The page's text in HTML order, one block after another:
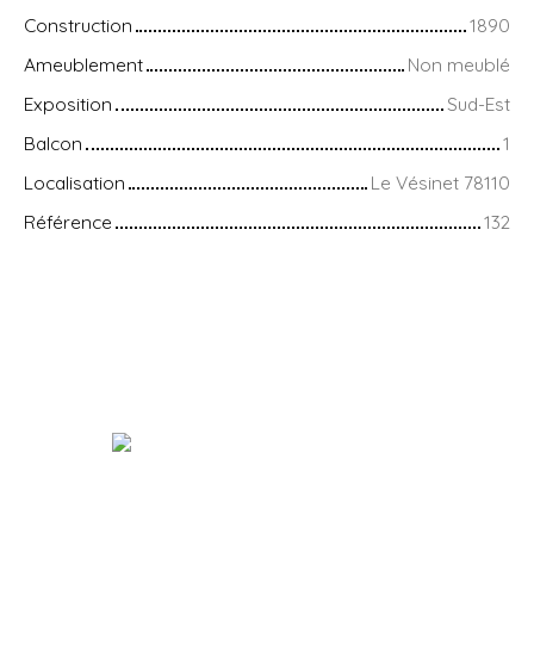
Construction
1890
Ameublement
Non meublé
Exposition
Sud-Est
Balcon
1
Localisation
Le Vésinet 78110
Référence
132